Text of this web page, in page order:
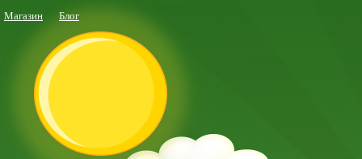
Магазин Блог